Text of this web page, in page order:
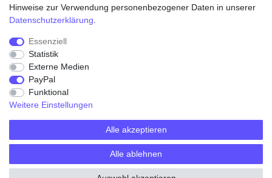
Hinweise zur Verwendung personenbezogener Daten in unserer
Daten­schutz­erklärung
Essenziell
Statistik
Externe Medien
PayPal
Funktional
Weitere Einstellungen
Alle akzeptieren
Alle ablehnen
Daten­schutz­erklärung